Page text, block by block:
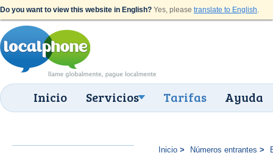
Do you want to view this website in English? Yes, please translate to English.
Inicio Servicios Tarifas Ayuda
Inicio Números entrantes